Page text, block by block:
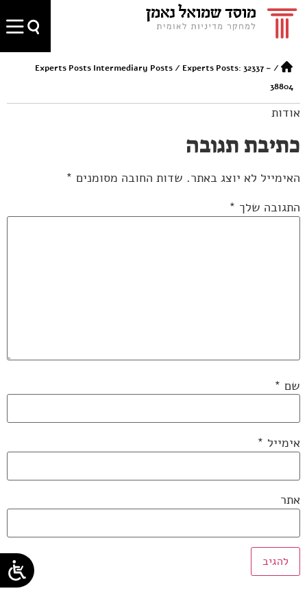
/
Experts Posts Intermediary Posts/ Experts Posts: 32337 –
38804
אודות
כתיבת תגובה
האימייל לא יוצג באתר. שדות החובה מסומנים *
התגובה שלך *
שם *
אימייל *
אתר